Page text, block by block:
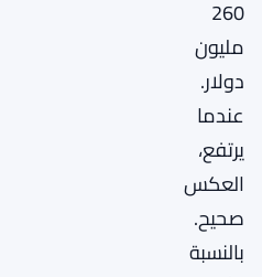
260
مليون
دولار.
عندما
يرتفع،
العكس
صحيح.
بالنسبة